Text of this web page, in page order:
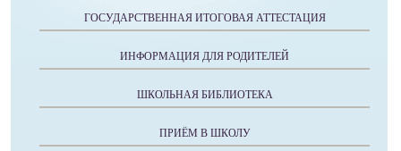
ГОСУДАРСТВЕННАЯ ИТОГОВАЯ АТТЕСТАЦИЯ
ИНФОРМАЦИЯ ДЛЯ РОДИТЕЛЕЙ
ШКОЛЬНАЯ БИБЛИОТЕКА
ПРИЁМ В ШКОЛУ